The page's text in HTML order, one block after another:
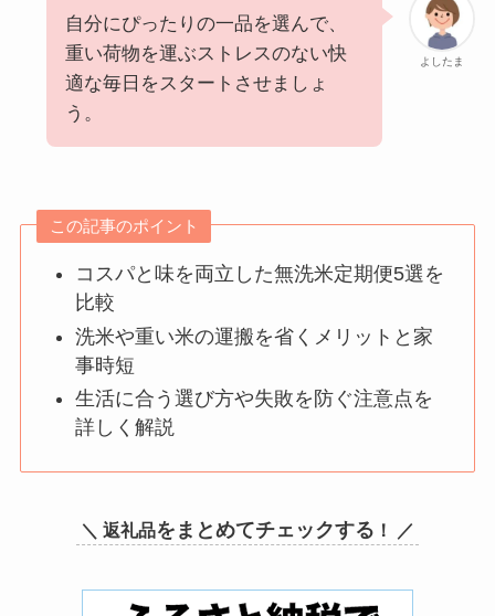
よしたま
自分にぴったりの一品を選んで、
重い荷物を運ぶストレスのない快
適な毎日をスタートさせましょ
う。
この記事のポイント
コスパと味を両立した無洗米定期便5選を
比較
洗米や重い米の運搬を省くメリットと家
事時短
生活に合う選び方や失敗を防ぐ注意点を
詳しく解説
＼ 返礼品をまとめてチェックする ！ ／